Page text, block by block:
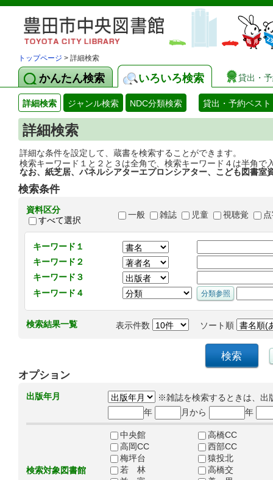
トップページ > 詳細検索
かんたん検索 いろいろ検索 貸出・
詳細検索 ジャンル検索 NDC分類検索 貸出・予約ベスト
詳細検索
詳細な条件を設定して、蔵書を検索することができます。
検索キーワード１と２と３は全角で、検索キーワード４は半角で
なお、紙芝居、パネルシアターエプロンシアター、こども図書室
検索条件
資料区分
すべて選択
一般 雑誌 児童 視聴覚
キーワード１
キーワード２
キーワード３
キーワード４
検索結果一覧 表示件数 ソート順
オプション
出版年月
※雑誌を検索するときは、出
年
月から 年
検索対象図書館
中央館
高橋CC
高岡CC
西部CC
梅坪台
猿投北
若 林
高橋交